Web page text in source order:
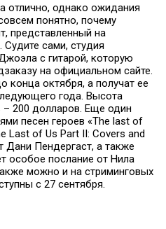
отлично, однако ожидания
понятно, почему
представленный на
сами, студия
с гитарой, которую
на официальном сайте.
конца октября, а получат ее
года. Высота
– 200 долларов. Еще один
песен героев «The lаst of
Last of Us Part II: Covers and
Дани Пендергаст, а также
особое послание от Нила
можно и на стриминговых
с 27 сентября.